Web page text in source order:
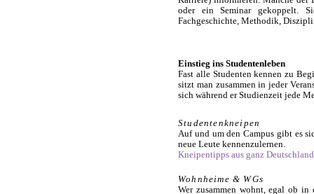
oder ein Seminar gekoppelt.
Fachgeschichte, Methodik,
Einstieg ins Studentenleben
Fast alle Studenten kennen zu
sitzt man zusammen in jeder
sich während er Studienzeit jede
Studentenkneipen
Auf und um den Campus gibt es
neue Leute kennenzulernen.
Kneipentipps aus ganz Deutschland
Wohnheime & WGs
Wer zusammen wohnt, egal ob